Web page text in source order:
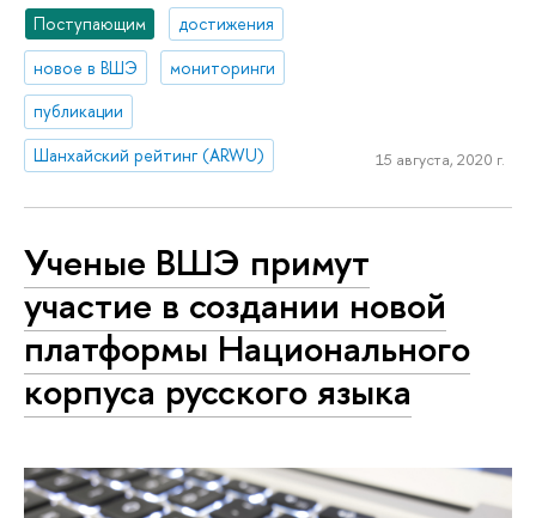
Поступающим
достижения
новое в ВШЭ
мониторинги
публикации
Шанхайский рейтинг (ARWU)
15 августа, 2020 г.
Ученые ВШЭ примут
участие в создании новой
платформы Национального
корпуса русского языка